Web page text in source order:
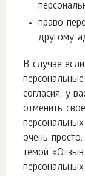
право
другому
В случае
согласия, у
отменить
очень
темой «Отзыв